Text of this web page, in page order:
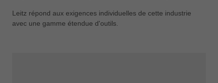
Leitz répond aux exigences individuelles de cette industrie
avec une gamme étendue d'outils.